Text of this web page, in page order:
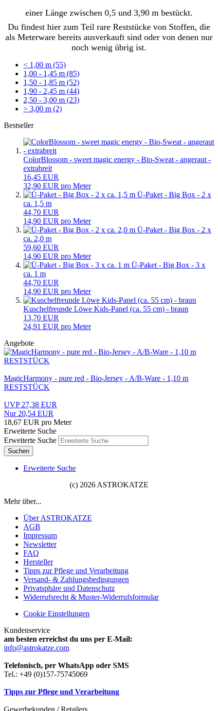
einer Länge zwischen 0,5 und 3,90 m bestückt.
Du findest hier zum Teil rare Reststücke von Stoffen, die
als Meterware bereits ausverkauft sind oder von denen nur
noch wenig übrig ist.
< 1,00 m (55)
1,00 - 1,45 m (85)
1,50 - 1,85 m (52)
1,90 - 2,45 m (44)
2,50 - 3,00 m (23)
> 3,00 m (2)
Bestseller
ColorBlossom - sweet magic energy - Bio-Sweat - angeraut -
extrabreit
16,45 EUR
32,90 EUR pro Meter
Ü-Paket - Big Box - 2 x
ca. 1,5 m
44,70 EUR
14,90 EUR pro Meter
Ü-Paket - Big Box - 2 x
ca. 2,0 m
59,60 EUR
14,90 EUR pro Meter
Ü-Paket - Big Box - 3 x
ca. 1 m
44,70 EUR
14,90 EUR pro Meter
Kuschelfreunde Löwe Kids-Panel (ca. 55 cm) - braun
13,70 EUR
24,91 EUR pro Meter
Angebote
MagicHarmony - pure red - Bio-Jersey - A/B-Ware - 1,10 m
RESTSTÜCK
UVP 27,38 EUR
Nur 20,54 EUR
18,67 EUR pro Meter
Erweiterte Suche
Erweiterte Suche
Suchen
Erweiterte Suche
(c) 2026 ASTROKATZE
Mehr über...
Über ASTROKATZE
AGB
Impressum
Newsletter
FAQ
Hersteller
Tipps zur Pflege und Verarbeitung
Versand- & Zahlungsbedingungen
Privatsphäre und Datenschutz
Widerrufsrecht & Muster-Widerrufsformular
Cookie Einstellungen
Kundenservice
am besten erreichst du uns per E-Mail:
info@astrokatze.com
Telefonisch, per WhatsApp oder SMS
Tel.: +49 (0)157-75745069
Tipps zur Pflege und Verarbeitung
Gewerbekunden / Retailers